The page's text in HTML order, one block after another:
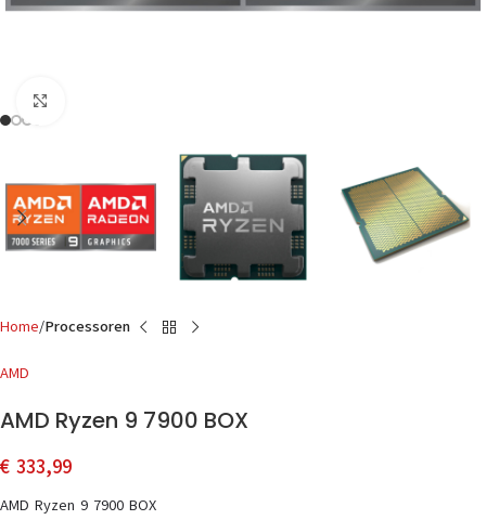
Home Processoren
AMD
AMD Ryzen 9 7900 BOX
€ 333,99
AMD Ryzen 9 7900 BOX